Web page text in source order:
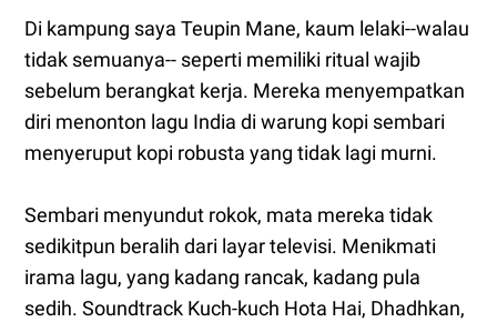
Di kampung saya Teupin Mane, kaum lelaki--walau
tidak semuanya-- seperti memiliki ritual wajib
sebelum berangkat kerja. Mereka menyempatkan
diri menonton lagu India di warung kopi sembari
menyeruput kopi robusta yang tidak lagi murni.
Sembari menyundut rokok, mata mereka tidak
sedikitpun beralih dari layar televisi. Menikmati
irama lagu, yang kadang rancak, kadang pula
sedih. Soundtrack Kuch-kuch Hota Hai, Dhadhkan,